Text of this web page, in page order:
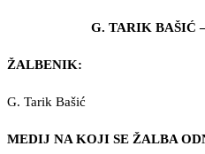
G. TARIK BAŠIĆ
ŽALBENIK:
G. Tarik Bašić
MEDIJ NA KOJI SE ŽALBA